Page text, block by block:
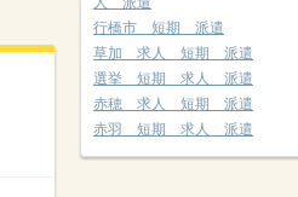
行橋市 短期 派遣
草加 求人 短期 派遣
選挙 短期 求人 派遣
赤穂 求人 短期 派遣
赤羽 短期 求人 派遣